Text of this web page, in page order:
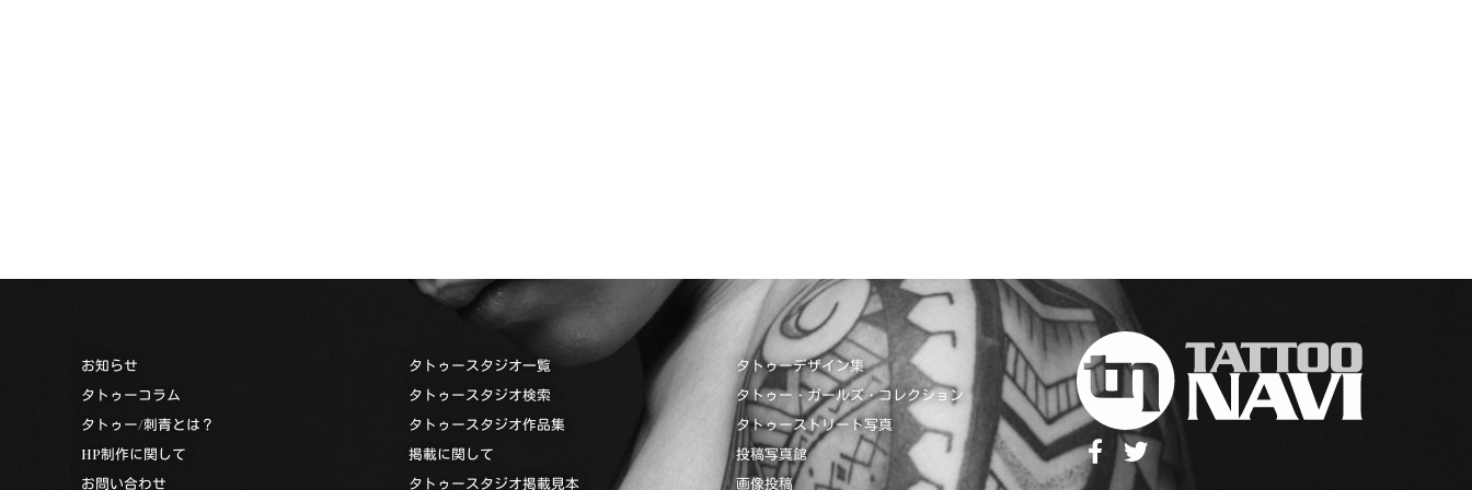
お知らせ
タトゥーコラム
タトゥー/刺青とは？
HP制作に関して
お問い合わせ
タトゥースタジオ一覧
タトゥースタジオ検索
タトゥースタジオ作品集
掲載に関して
タトゥースタジオ掲載見本
タトゥーデザイン集
タトゥー・ガールズ・コレクション
タトゥーストリート写真
投稿写真館
画像投稿